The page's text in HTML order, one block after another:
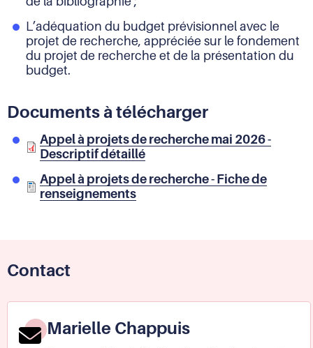
L’adéquation du budget prévisionnel avec le
projet de recherche, appréciée sur le fondement
du projet de recherche et de la présentation du
budget.
Documents à télécharger
Appel à projets de recherche mai 2026 -
Descriptif détaillé
Appel à projets de recherche - Fiche de
renseignements
Contact
Marielle Chappuis